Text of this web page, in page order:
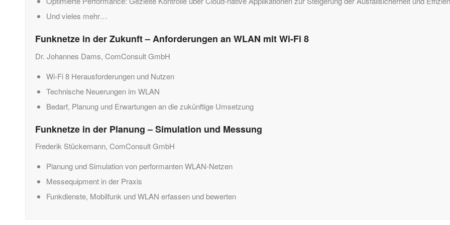
Und vieles mehr…
Funknetze in der Zukunft – Anforderungen an WLAN mit Wi-Fi 8
Dr. Johannes Dams, ComConsult GmbH
Wi-Fi 8 Herausforderungen und Nutzen
Technische Neuerungen im WLAN
Bedarf, Planung und Erwartungen an die zukünftige Umsetzung
Funknetze in der Planung – Simulation und Messung
Frederik Stückemann, ComConsult GmbH
Planung und Simulation von performanten WLAN-Netzen
Messequipment in der Praxis
Funkdienste, Mobilfunk und WLAN erfassen und bewerten